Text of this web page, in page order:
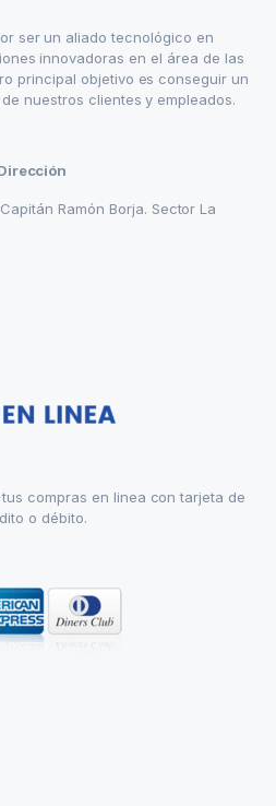
ser un aliado tecnológico en
innovadoras en el área de las
principal objetivo es conseguir un
nuestros clientes y empleados.
Ramón Borja. Sector La
compras en linea con tarjeta de
o débito.